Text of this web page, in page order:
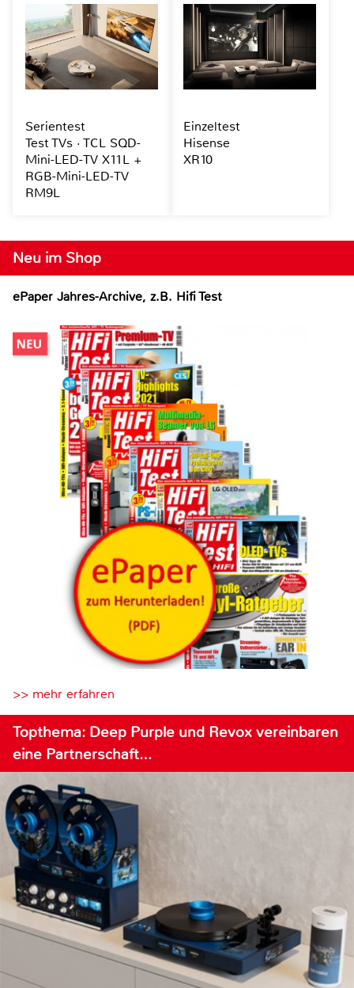
Neu im Shop
ePaper Jahres-Archive, z.B. Hifi Test
>> mehr erfahren
Topthema: Deep Purple und Revox vereinbaren
eine Partnerschaft…
Serientest
Test TVs · TCL SQD-
Mini-LED-TV X11L +
RGB-Mini-LED-TV
RM9L
Einzeltest
Hisense
XR10